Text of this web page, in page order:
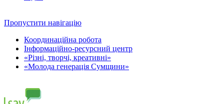
Пропустити навігацію
Координаційна робота
Інформаційно-ресурсний центр
«Різні, творчі, креативні»
«Молода генерація Сумщини»